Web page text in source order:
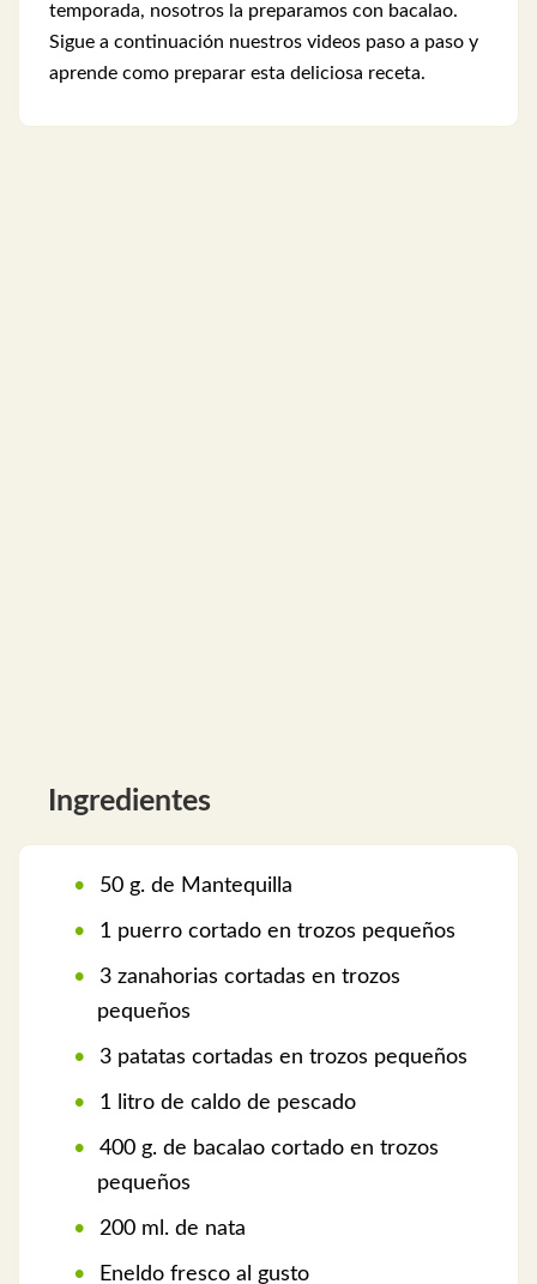
temporada, nosotros la preparamos con bacalao.
Sigue a continuación nuestros videos paso a paso y
aprende como preparar esta deliciosa receta.
Ingredientes
50 g. de Mantequilla
1 puerro cortado en trozos pequeños
3 zanahorias cortadas en trozos
pequeños
3 patatas cortadas en trozos pequeños
1 litro de caldo de pescado
400 g. de bacalao cortado en trozos
pequeños
200 ml. de nata
Eneldo fresco al gusto